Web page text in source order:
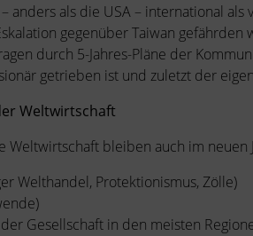
anders als die USA – international
gegenüber Taiwan gefährden
durch 5-Jahres-Pläne der
getrieben ist und zuletzt der
Weltwirtschaft
bleiben auch im neuen
Welthandel, Protektionismus, Zölle)
Gesellschaft in den meisten